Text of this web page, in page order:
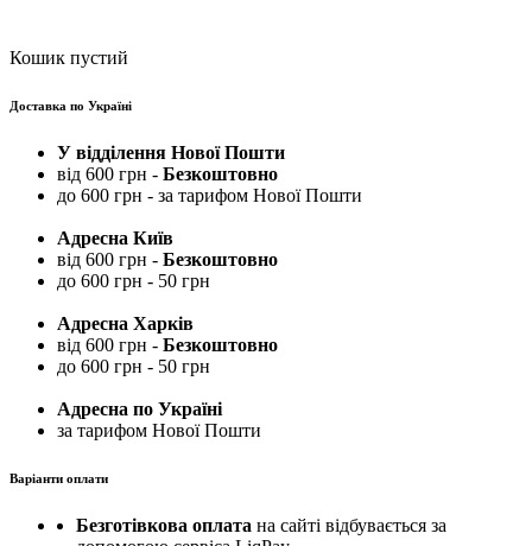
Кошик пустий
Доставка по Україні
У відділення Нової Пошти
від 600 грн - Безкоштовно
до 600 грн - за тарифом Нової Пошти
Адресна Київ
від 600 грн - Безкоштовно
до 600 грн - 50 грн
Адресна Харків
від 600 грн - Безкоштовно
до 600 грн - 50 грн
Адресна по Україні
за тарифом Нової Пошти
Варіанти оплати
Безготівкова оплата на сайті відбувається за